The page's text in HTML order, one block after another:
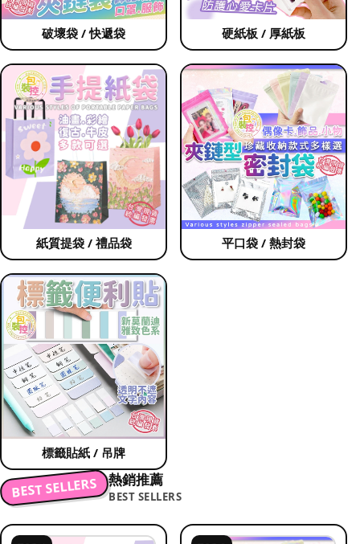
破壞袋 / 快遞袋 硬紙板 / 厚紙板
紙質提袋 / 禮品袋 平口袋 / 熱封袋
標籤貼紙 / 吊牌
BEST SELLERS 熱銷推薦
BEST SELLERS